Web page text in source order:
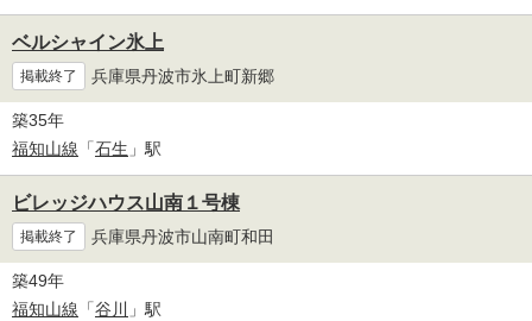
ベルシャイン氷上
掲載終了 兵庫県丹波市氷上町新郷
築35年
福知山線 「石生 」駅
ビレッジハウス山南１号棟
掲載終了 兵庫県丹波市山南町和田
築49年
福知山線 「谷川 」駅